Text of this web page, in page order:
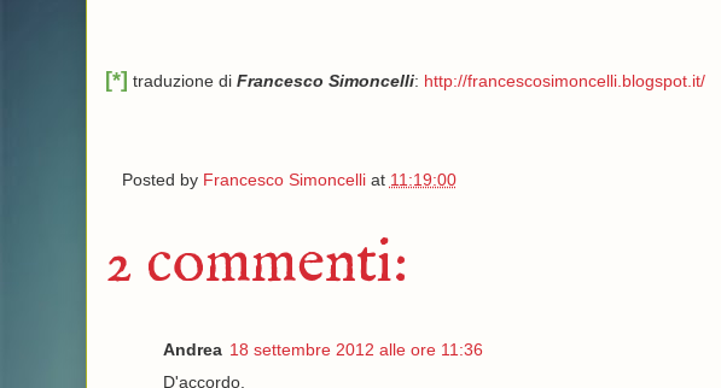
[*] traduzione di Francesco Simoncelli: http://francescosimoncelli.blogspot.it/
Posted by Francesco Simoncelli at 11:19:00
2 commenti:
Andrea 18 settembre 2012 alle ore 11:36
D'accordo.